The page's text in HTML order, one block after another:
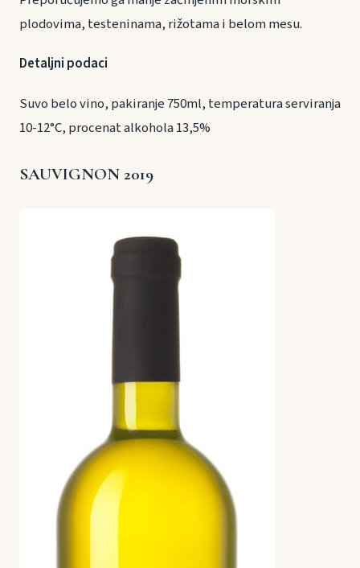
plodovima, testeninama, rižotama i belom mesu.
Detaljni podaci
Suvo belo vino, pakiranje 750ml, temperatura serviranja
10-12°C, procenat alkohola 13,5%
SAUVIGNON 2019